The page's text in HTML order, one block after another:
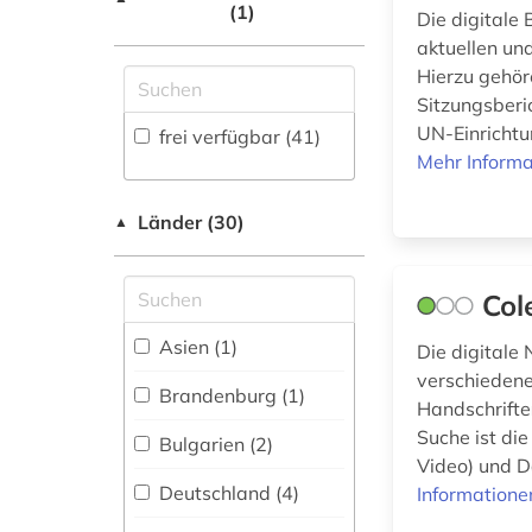
Fachinformationsdienst
Benelux / Low
Countries Studies (1)
Geowissenschaften
Germanistik.
Niederlandistik.
Skandinavistik (0)
Geschichte (11)
Geschichte der
Pädagogik und des
Bildungswesens (0)
digitale bibliothek
(1)
digitale edition (1)
digitalisat (7)
dissertation (1)
druckschrift (1)
elektronische
bibliothek (41)
elektronische
ressource (2)
Disziplinäre
Repositorien (0
Fachbibliographie
(0
(3
Portal (23
Sammlung Nicht-
Textueller-Materialien
(15)
(26)
(1)
frei verfügbar (41)
▲ Länder (30)
Asien (1)
Brandenburg (1)
Bulgarien (2)
Deutschland (4)
Die digitale
aktuellen
Hierzu
UN-
Mehr
Die digitale
Suche ist
Video) und